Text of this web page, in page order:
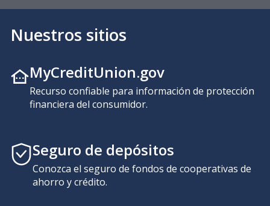
Nuestros sitios
MyCreditUnion.gov
Recurso confiable para información de protección
financiera del consumidor.
Seguro de depósitos
Conozca el seguro de fondos de cooperativas de
ahorro y crédito.